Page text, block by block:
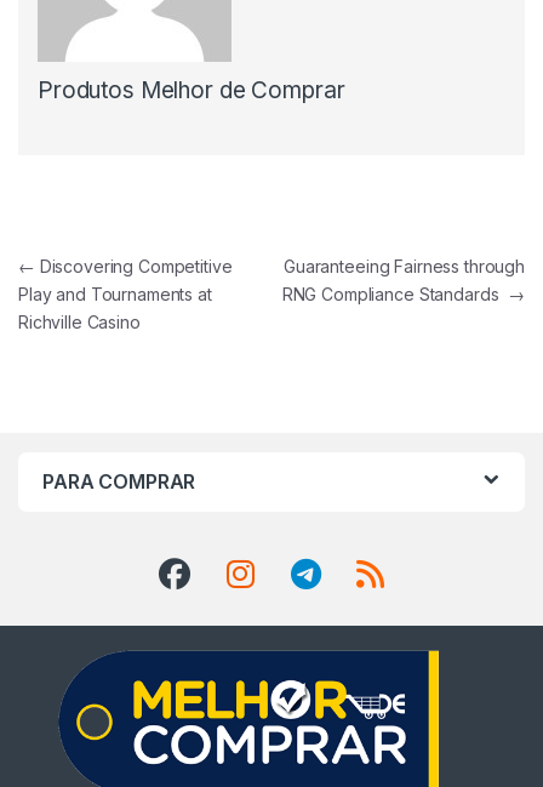
Produtos Melhor de Comprar
Navegação de Post
← Discovering Competitive
Play and Tournaments at
Richville Casino
Guaranteeing Fairness through
RNG Compliance Standards →
PARA COMPRAR